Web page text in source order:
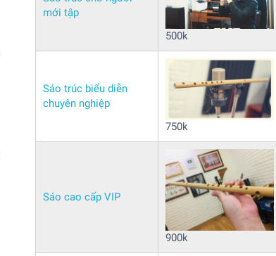
mới tập
500k
Sáo trúc biểu diễn
chuyên nghiệp
750k
Sáo cao cấp VIP
900k